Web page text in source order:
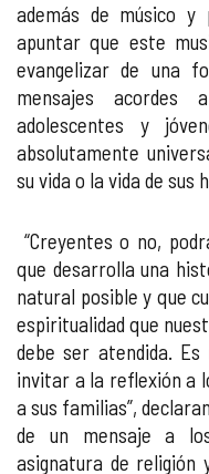
además de músico y
apuntar que este
evangelizar de una
mensajes
adolescentes y
absolutamente
su vida o la vida de sus
“Creyentes o no,
que desarrolla una
natural posible y que
espiritualidad que
debe ser atendida.
invitar a la reflexión a
a sus familias”,
de un mensaje a
asignatura de